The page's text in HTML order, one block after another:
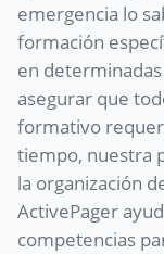
emergencia lo
formación
en
asegurar que
formativo
tiempo, nuestra
la organización
ActivePager
competencias